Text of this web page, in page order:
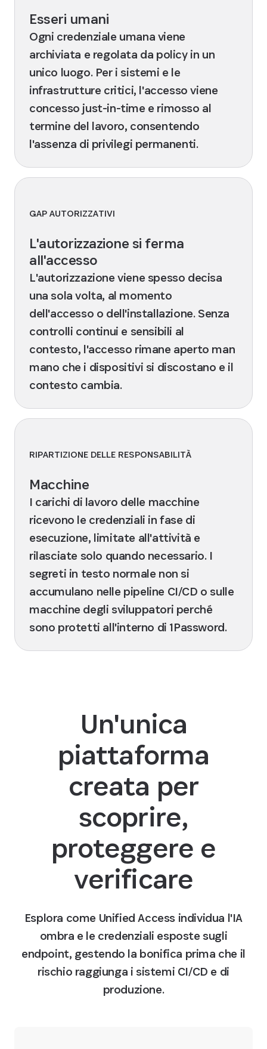
Esseri umani
Ogni credenziale umana viene
archiviata e regolata da policy in un
unico luogo. Per i sistemi e le
infrastrutture critici, l'accesso viene
concesso just-in-time e rimosso al
termine del lavoro, consentendo
l'assenza di privilegi permanenti.
GAP AUTORIZZATIVI
L'autorizzazione si ferma
all'accesso
L'autorizzazione viene spesso decisa
una sola volta, al momento
dell'accesso o dell'installazione. Senza
controlli continui e sensibili al
contesto, l'accesso rimane aperto man
mano che i dispositivi si discostano e il
contesto cambia.
RIPARTIZIONE DELLE RESPONSABILITÀ
Macchine
I carichi di lavoro delle macchine
ricevono le credenziali in fase di
esecuzione, limitate all'attività e
rilasciate solo quando necessario. I
segreti in testo normale non si
accumulano nelle pipeline CI/CD o sulle
macchine degli sviluppatori perché
sono protetti all'interno di 1Password.
Un'unica
piattaforma
creata per
scoprire,
proteggere e
verificare
Esplora come Unified Access individua l'IA
ombra e le credenziali esposte sugli
endpoint, gestendo la bonifica prima che il
rischio raggiunga i sistemi CI/CD e di
produzione.